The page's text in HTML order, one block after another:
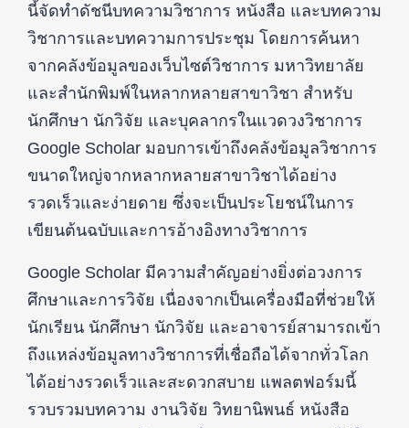
นี้จัดทำดัชนีบทความวิชาการ หนังสือ และบทความ
วิชาการและบทความการประชุม โดยการค้นหา
จากคลังข้อมูลของเว็บไซต์วิชาการ มหาวิทยาลัย
และสำนักพิมพ์ในหลากหลายสาขาวิชา สำหรับ
นักศึกษา นักวิจัย และบุคลากรในแวดวงวิชาการ
Google Scholar มอบการเข้าถึงคลังข้อมูลวิชาการ
ขนาดใหญ่จากหลากหลายสาขาวิชาได้อย่าง
รวดเร็วและง่ายดาย ซึ่งจะเป็นประโยชน์ในการ
เขียนต้นฉบับและการอ้างอิงทางวิชาการ
Google Scholar มีความสำคัญอย่างยิ่งต่อวงการ
ศึกษาและการวิจัย เนื่องจากเป็นเครื่องมือที่ช่วยให้
นักเรียน นักศึกษา นักวิจัย และอาจารย์สามารถเข้า
ถึงแหล่งข้อมูลทางวิชาการที่เชื่อถือได้จากทั่วโลก
ได้อย่างรวดเร็วและสะดวกสบาย แพลตฟอร์มนี้
รวบรวมบทความ งานวิจัย วิทยานิพนธ์ หนังสือ